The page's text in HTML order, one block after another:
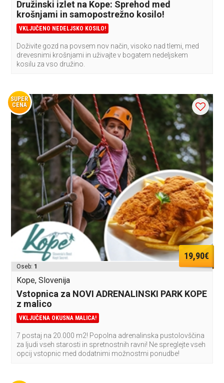
Družinski izlet na Kope: Sprehod med
krošnjami in samopostrežno kosilo!
VKLJUČENO NEDELJSKO KOSILO!
Doživite gozd na povsem nov način, visoko nad tlemi, med
drevesnimi krošnjami in uživajte v bogatem nedeljskem
kosilu za vso družino.
SUPER
CENA
19,90€
Oseb: 1
Kope, Slovenija
Vstopnica za NOVI ADRENALINSKI PARK KOPE
z malico
VKLJUČENA OKUSNA MALICA!
7 postaj na 20.000 m2! Popolna adrenalinska pustolovščina
za ljudi vseh starosti in spretnostnih ravni! Ne spreglejte vseh
opcij vstopnic med dodatnimi možnostmi ponudbe!